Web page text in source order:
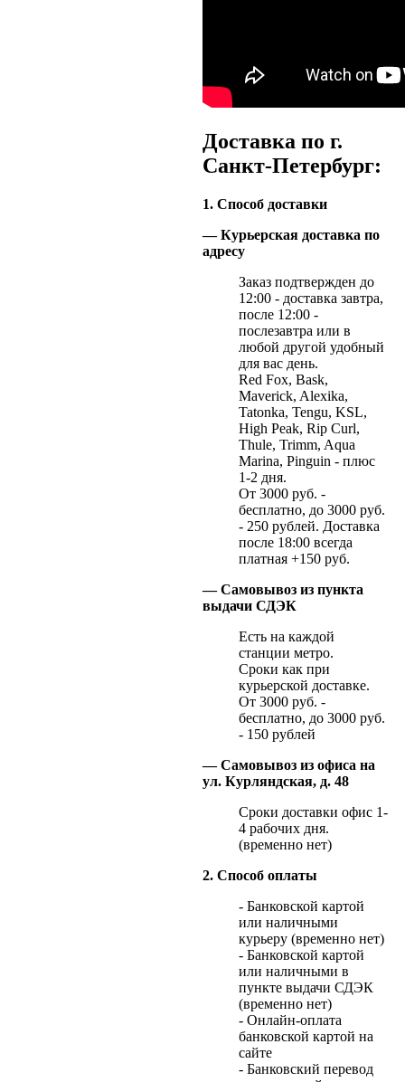
Доставка по г.
Санкт-Петербург:
1. Способ доставки
— Курьерская доставка по
адресу
Заказ подтвержден до
12:00 - доставка завтра,
после 12:00 -
послезавтра или в
любой другой удобный
для вас день.
Red Fox, Bask,
Maverick, Alexika,
Tatonka, Tengu, KSL,
High Peak, Rip Curl,
Thule, Trimm, Aqua
Marina, Pinguin - плюс
1-2 дня.
От 3000 руб. -
бесплатно, до 3000 руб.
- 250 рублей. Доставка
после 18:00 всегда
платная +150 руб.
— Самовывоз из пункта
выдачи СДЭК
Есть на каждой
станции метро.
Сроки как при
курьерской доставке.
От 3000 руб. -
бесплатно, до 3000 руб.
- 150 рублей
— Самовывоз из офиса на
ул. Курляндская, д. 48
Сроки доставки офис 1-
4 рабочих дня.
(временно нет)
2. Способ оплаты
- Банковской картой
или наличными
курьеру (временно нет)
- Банковской картой
или наличными в
пункте выдачи СДЭК
(временно нет)
- Онлайн-оплата
банковской картой на
сайте
- Банковский перевод